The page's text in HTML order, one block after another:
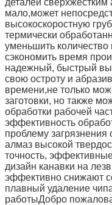
мало,может
высокоскоростную
термически
уменьшить
сэкономить время
надежный, быстрый
свою остроту и
времени,не только
заготовки, но также
обработки рабочей
эффективность
проблему
алмаз высокой
точность,
дизайн канавки на
эффективно снижают
плавный удаление
работыДобро